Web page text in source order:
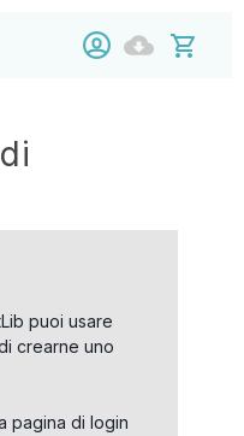
puoi usare
crearne uno
pagina di login